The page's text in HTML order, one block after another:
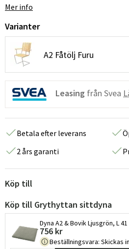
Mer info
Varianter
A2 Fåtölj Furu
Leasing från Svea
Betala efter leverans
2 års garanti
Köp till
Köp till Grythyttan sittdyna
Dyna A2 & Bovik Ljusgrön, L 41
756 kr
Beställningsvara: Skickas